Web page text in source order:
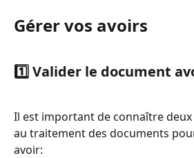
Gérer vos avoirs
1️⃣ Valider le document
Il est important de connaître
au traitement des documents
avoir: